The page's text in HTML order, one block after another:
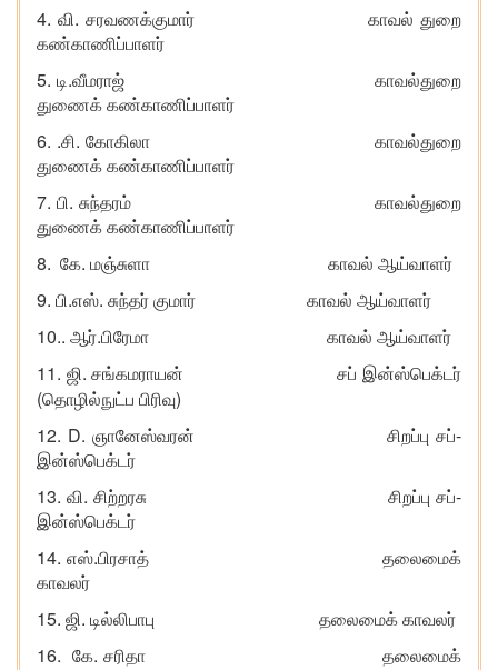
4. வி. சரவணக்குமார் காவல் துறை
கண்காணிப்பாளர்
5. டி.வீமராஜ்
காவல்துறை
துணைக் கண்காணிப்பாளர்
6. .சி.கோகிலா
காவல்துறை
துணைக் கண்காணிப்பாளர்
7. பி. சுந்தரம்
காவல்துறை
துணைக் கண்காணிப்பாளர்
8. கே. மஞ்சுளா காவல் ஆய்வாளர்
9. பி.எஸ். சுந்தர் குமார் காவல் ஆய்வாளர்
10.. ஆர்.பிரேமா காவல் ஆய்வாளர்
11. ஜி.சங்கமராயன் சப் இன்ஸ்பெக்டர்
(தொழில்நுட்ப பிரிவு)
12. D. ஞானேஸ்வரன் சிறப்பு சப்-
இன்ஸ்பெக்டர்
13.வி.சிற்றரசு சிறப்பு சப்-
இன்ஸ்பெக்டர்
14.எஸ்.பிரசாத் தலைமைக்
காவலர்
15. ஜி. டில்லிபாபு தலைமைக் காவலர்
16. கே. சரிதா தலைமைக்